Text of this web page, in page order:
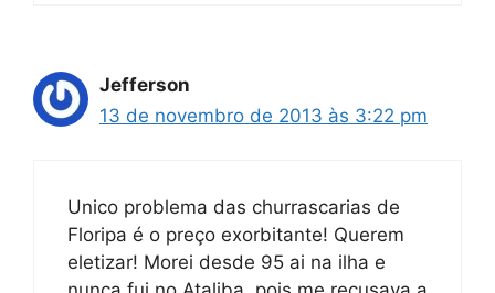
Jefferson
13 de novembro de 2013 às 3:22 pm
Unico problema das churrascarias de
Floripa é o preço exorbitante! Querem
eletizar! Morei desde 95 ai na ilha e